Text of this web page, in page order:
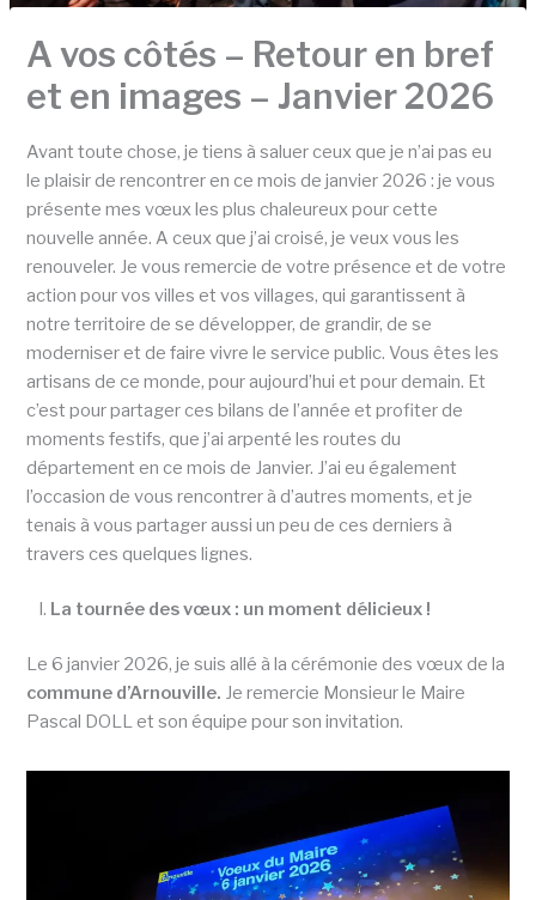
A vos côtés – Retour en bref
et en images – Janvier 2026
Avant toute chose, je tiens à saluer ceux que je n’ai pas eu
le plaisir de rencontrer en ce mois de janvier 2026 : je vous
présente mes vœux les plus chaleureux pour cette
nouvelle année. A ceux que j’ai croisé, je veux vous les
renouveler. Je vous remercie de votre présence et de votre
action pour vos villes et vos villages, qui garantissent à
notre territoire de se développer, de grandir, de se
moderniser et de faire vivre le service public. Vous êtes les
artisans de ce monde, pour aujourd’hui et pour demain. Et
c’est pour partager ces bilans de l’année et profiter de
moments festifs, que j’ai arpenté les routes du
département en ce mois de Janvier. J’ai eu également
l’occasion de vous rencontrer à d’autres moments, et je
tenais à vous partager aussi un peu de ces derniers à
travers ces quelques lignes.
La tournée des vœux : un moment délicieux !
Le 6 janvier 2026, je suis allé à la cérémonie des vœux de la
commune d’Arnouville. Je remercie Monsieur le Maire
Pascal DOLL et son équipe pour son invitation.